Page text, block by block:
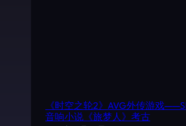
《时空之轮2》AVG外传游戏
音响小说《旅梦人》考古